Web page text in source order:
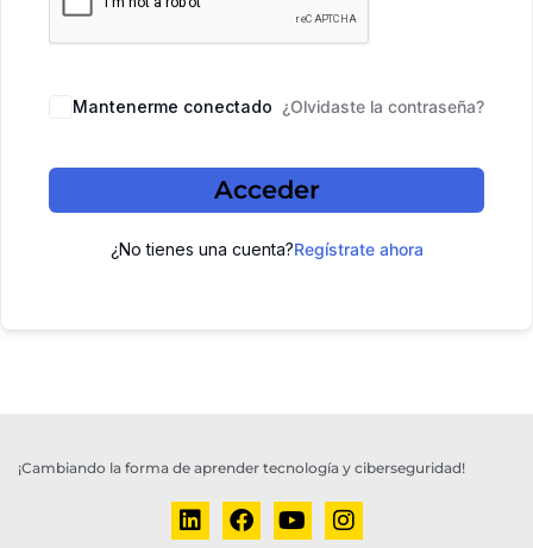
Mantenerme conectado ¿Olvidaste la contraseña?
Acceder
¿No tienes una cuenta?Regístrate ahora
¡Cambiando la forma de aprender tecnología y ciberseguridad!